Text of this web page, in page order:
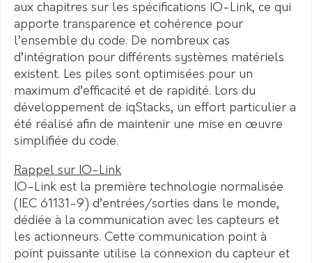
aux chapitres sur les spécifications IO-Link, ce qui
apporte transparence et cohérence pour
l’ensemble du code. De nombreux cas
d’intégration pour différents systèmes matériels
existent. Les piles sont optimisées pour un
maximum d’efficacité et de rapidité. Lors du
développement de iqStacks, un effort particulier a
été réalisé afin de maintenir une mise en œuvre
simplifiée du code.
Rappel sur IO-Link
IO-Link est la première technologie normalisée
(IEC 61131-9) d’entrées/sorties dans le monde,
dédiée à la communication avec les capteurs et
les actionneurs. Cette communication point à
point puissante utilise la connexion du capteur et